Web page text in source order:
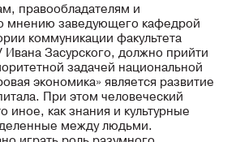
правообладателям и
мнению заведующего кафедрой
коммуникации факультета
Засурского, должно прийти
задачей национальной
экономика» является развитие
При этом человеческий
иное, как знания и культурные
между людьми.